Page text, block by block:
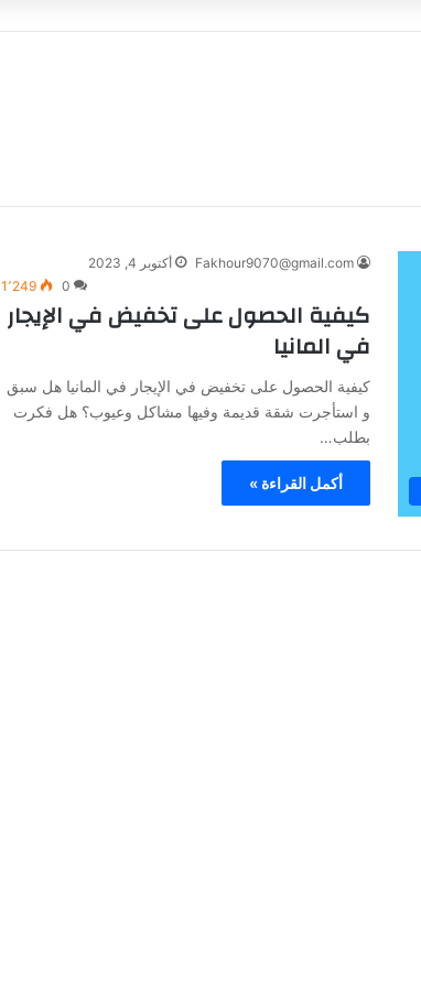
Fakhour9070@gmail.com
أكتوبر 4, 2023
0
1٬249
كيفية الحصول على تخفيض في الإيجار
في المانيا
كيفية الحصول على تخفيض في الإيجار في المانيا هل سبق
و استأجرت شقة قديمة وفيها مشاكل وعيوب؟ هل فكرت
بطلب…
أكمل القراءة »